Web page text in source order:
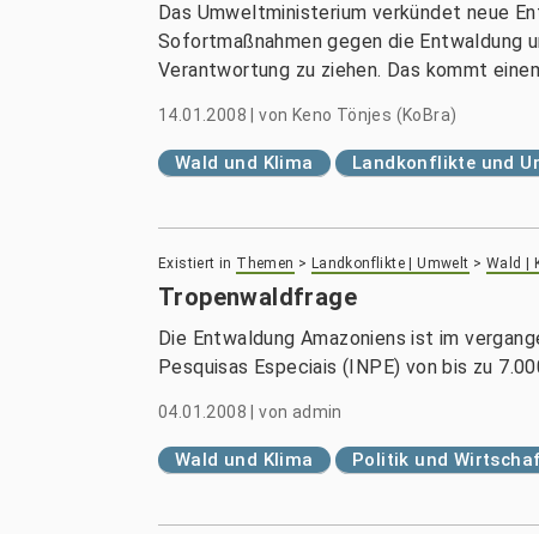
Das Umweltministerium verkündet neue
Sofortmaßnahmen gegen die Entwaldung
Verantwortung zu ziehen. Das kommt
14.01.2008 |von Keno Tönjes (KoBra)
Wald und Klima Landkonflikte und
Existiert in Themen > Landkonflikte | Umwelt > Wald |
Tropenwaldfrage
Die Entwaldung Amazoniens ist im
Pesquisas Especiais (INPE) von bis zu
04.01.2008 |von admin
Wald und Klima Politik und